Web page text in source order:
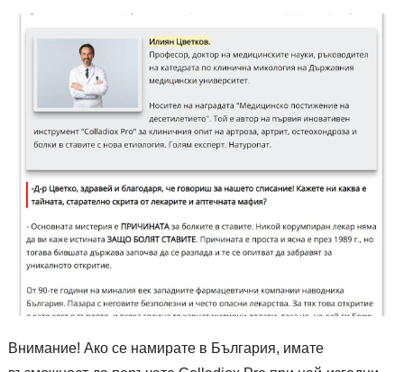
Внимание! Ако се намирате в България, имате